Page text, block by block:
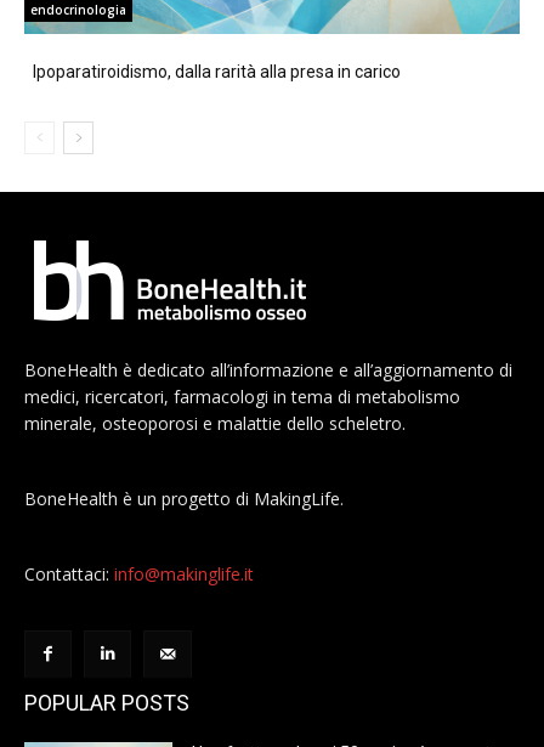
endocrinologia
Ipoparatiroidismo, dalla rarità alla presa in carico
BoneHealth è dedicato all’informazione e all’aggiornamento di
medici, ricercatori, farmacologi in tema di metabolismo
minerale, osteoporosi e malattie dello scheletro.
BoneHealth è un progetto di MakingLife.
Contattaci: info@makinglife.it
POPULAR POSTS